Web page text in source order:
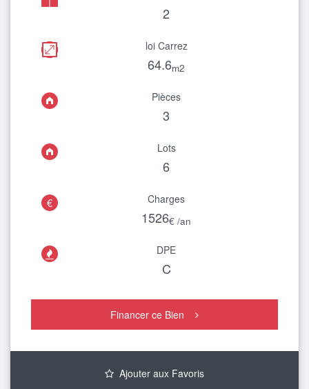
2
loi Carrez
64.6m2
Pièces
3
Lots
6
€ Charges
1526€ /an
 DPE
C
Financer ce Bien
Ajouter aux Favoris